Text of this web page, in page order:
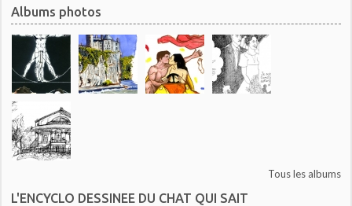
Albums photos
Tous les albums
L'ENCYCLO DESSINEE DU CHAT QUI SAIT